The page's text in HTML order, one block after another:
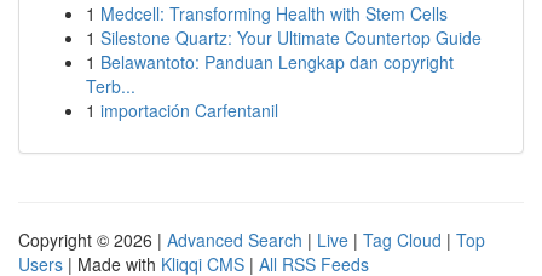
1 Medcell: Transforming Health with Stem Cells
1 Silestone Quartz: Your Ultimate Countertop Guide
1 Belawantoto: Panduan Lengkap dan copyright
Terb...
1 importación Carfentanil
Copyright © 2026 | Advanced Search | Live | Tag Cloud | Top
Users | Made with Kliqqi CMS | All RSS Feeds